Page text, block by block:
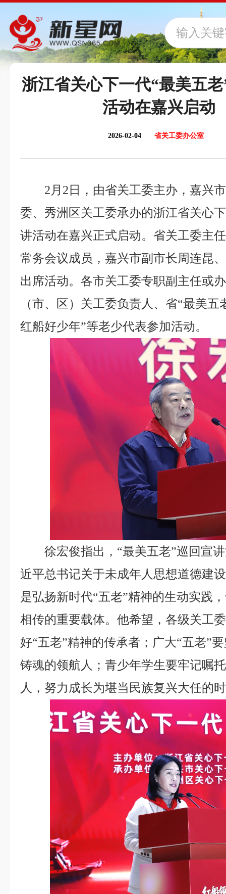
浙江省关心下一代“最美五
活动在嘉兴启动
2026-02-04 省关工委办公室
2月2日，由省关工委主办，嘉兴
委、秀洲区关工委承办的浙江省关心
讲活动在嘉兴正式启动。省关工委主
常务会议成员，嘉兴市副市长周连昆
出席活动。各市关工委专职副主任或
（市、区）关工委负责人、省“最美五
红船好少年”等老少代表参加活动。
徐宏俊指出，“最美五老”巡回宣
近平总书记关于未成年人思想道德建
是弘扬新时代“五老”精神的生动实践
相传的重要载体。他希望，各级关工
好“五老”精神的传承者；广大“五老”
铸魂的领航人；青少年学生要牢记嘱
人，努力成长为堪当民族复兴大任的